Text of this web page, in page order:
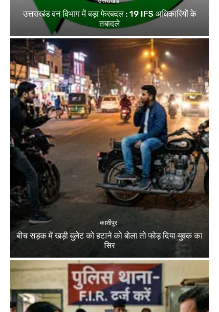
उत्तराखंड वन विभाग में बड़ा फेरबदल : 19 IFS अधिकारियों के
तबादले
काशीपुर
बीच सड़क में खड़ी बुलेट को हटाने को बोला तो फोड़ दिया युवक का
सिर